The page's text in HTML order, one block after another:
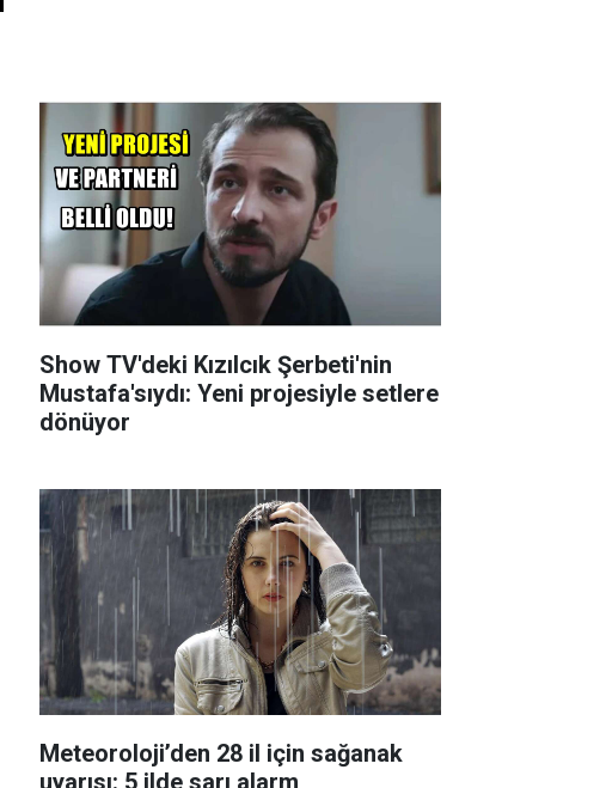
Show TV'deki Kızılcık Şerbeti'nin
Mustafa'sıydı: Yeni projesiyle setlere
dönüyor
Meteoroloji’den 28 il için sağanak
uyarısı: 5 ilde sarı alarm